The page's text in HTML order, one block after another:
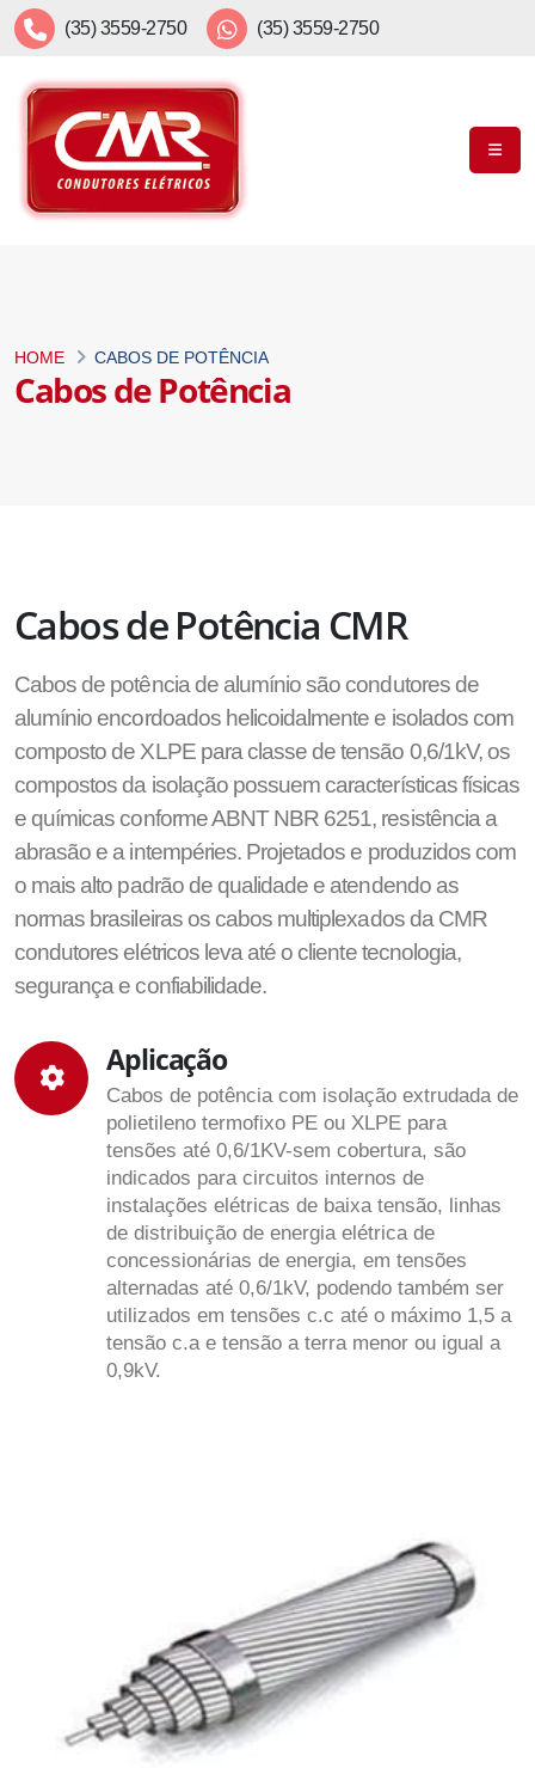
(35) 3559-2750 (35) 3559-2750
Cabos de Potência
HOME CABOS DE POTÊNCIA
Cabos de Potência CMR
Cabos de potência de alumínio são condutores de
alumínio encordoados helicoidalmente e isolados com
composto de XLPE para classe de tensão 0,6/1kV, os
compostos da isolação possuem características físicas
e químicas conforme ABNT NBR 6251, resistência a
abrasão e a intempéries. Projetados e produzidos com
o mais alto padrão de qualidade e atendendo as
normas brasileiras os cabos multiplexados da CMR
condutores elétricos leva até o cliente tecnologia,
segurança e confiabilidade.
Aplicação
Cabos de potência com isolação extrudada de
polietileno termofixo PE ou XLPE para
tensões até 0,6/1KV-sem cobertura, são
indicados para circuitos internos de
instalações elétricas de baixa tensão, linhas
de distribuição de energia elétrica de
concessionárias de energia, em tensões
alternadas até 0,6/1kV, podendo também ser
utilizados em tensões c.c até o máximo 1,5 a
tensão c.a e tensão a terra menor ou igual a
0,9kV.